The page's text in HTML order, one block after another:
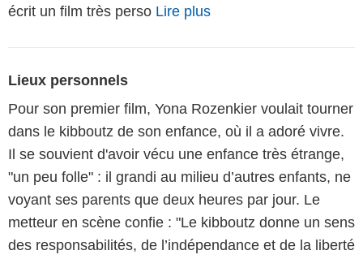
écrit un film très perso Lire plus
Lieux personnels
Pour son premier film, Yona Rozenkier voulait tourner
dans le kibboutz de son enfance, où il a adoré vivre.
Il se souvient d'avoir vécu une enfance très étrange,
"un peu folle" : il grandi au milieu d’autres enfants, ne
voyant ses parents que deux heures par jour. Le
metteur en scène confie : "Le kibboutz donne un sens
des responsabilités, de l’indépendance et de la liberté